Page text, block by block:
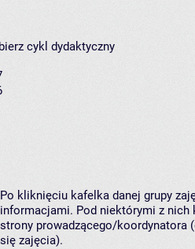
cykl dydaktyczny
Po kliknięciu kafelka danej grupy
informacjami. Pod niektórymi z nich
strony prowadzącego/koordynatora
się zajęcia).